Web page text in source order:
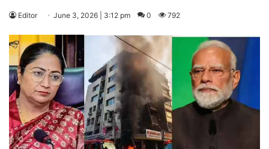
Editor June 3, 2026 | 3:12 pm 0 792